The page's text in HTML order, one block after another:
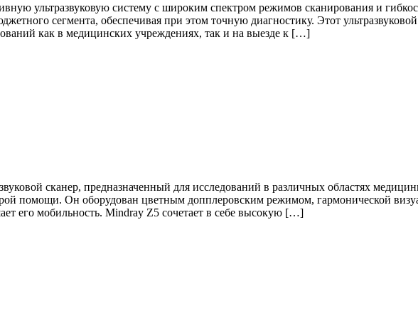
ультразвуковую систему с широким спектром режимов сканирования и
сегмента, обеспечивая при этом точную диагностику. Этот
как в медицинских учреждениях, так и на выезде к […]
сканер, предназначенный для исследований в различных областях
помощи. Он оборудован цветным допплеровским режимом, гармонической
его мобильность. Mindray Z5 сочетает в себе высокую […]